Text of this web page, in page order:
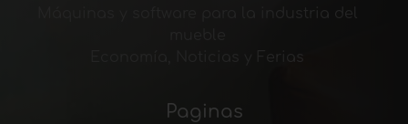
Paginas